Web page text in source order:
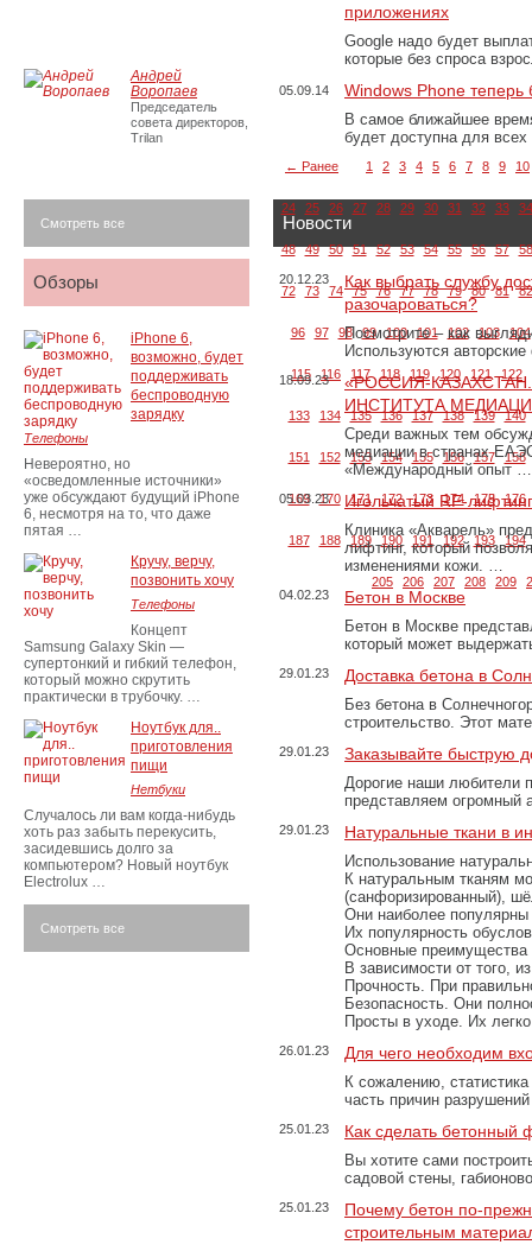
приложениях
Google надо будет
которые без спроса
05.09.14 Windows Phone теперь
В самое ближайшее
будет доступна для
← Ранее 1 2 3 4 5 6 7 8 9 10
24 25 26 27 28 29 30 31 32 33 34
48 49 50 51 52 53 54 55 56 57 58
72 73 74 75 76 77 78 79 80 81 82
96 97 98 99 100 101 102 103 104
115 116 117 118 119 120 121 122
133 134 135 136 137 138 139 140
151 152 153 154 155 156 157 158
169 170 171 172 173 174 175 176
187 188 189 190 191 192 193 194
205 206 207 208 209
Новости
20.12.23
Как выбрать службу
разочароваться?
Посмотрите – как
Используются
18.09.23
«РОССИЯ-
ИНСТИТУТА
Среди важных тем
медиации в странах
«Международный опыт …
05.03.23 Игольчатый RF-
Клиника «Акварель»
лифтинг, который
изменениями кожи. …
04.02.23 Бетон в Москве
Бетон в Москве
который может
29.01.23 Доставка бетона в
Без бетона в
строительство. Этот
29.01.23 Заказывайте быструю
Дорогие наши любители
представляем огромный
29.01.23 Натуральные ткани в
Использование
К натуральным тканям
(санфоризированный),
Они наиболее популярны
Их популярность
Основные преимущества
В зависимости от того,
Прочность. При
Безопасность. Они
Просты в уходе. Их
26.01.23 Для чего необходим
К сожалению,
часть причин
25.01.23 Как сделать бетонный
Вы хотите сами
садовой стены,
25.01.23
Почему бетон по-
строительным
Андрей
Воропаев
Председатель
совета директоров,
Trilan
Смотреть все
Обзоры
iPhone 6,
возможно, будет
поддерживать
беспроводную
зарядку
Телефоны
Невероятно, но
«осведомленные источники»
уже обсуждают будущий iPhone
6, несмотря на то, что даже
пятая …
Кручу, верчу,
позвонить хочу
Телефоны
Концепт
Samsung Galaxy Skin —
супертонкий и гибкий телефон,
который можно скрутить
практически в трубочку. …
Ноутбук для..
приготовления
пищи
Нетбуки
Случалось ли вам когда-нибудь
хоть раз забыть перекусить,
засидевшись долго за
компьютером? Новый ноутбук
Electrolux …
Смотреть все